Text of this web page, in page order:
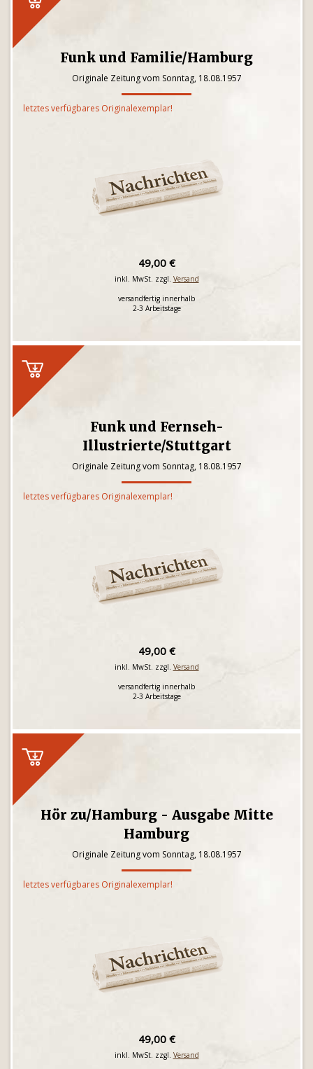
Funk und Familie/Hamburg
Originale Zeitung vom Sonntag, 18.08.1957
letztes verfügbares Originalexemplar!
49,00 €
inkl. MwSt. zzgl. Versand
versandfertig innerhalb
2-3 Arbeitstage
Funk und Fernseh-
Illustrierte/Stuttgart
Originale Zeitung vom Sonntag, 18.08.1957
letztes verfügbares Originalexemplar!
49,00 €
inkl. MwSt. zzgl. Versand
versandfertig innerhalb
2-3 Arbeitstage
Hör zu/Hamburg - Ausgabe Mitte
Hamburg
Originale Zeitung vom Sonntag, 18.08.1957
letztes verfügbares Originalexemplar!
49,00 €
inkl. MwSt. zzgl. Versand